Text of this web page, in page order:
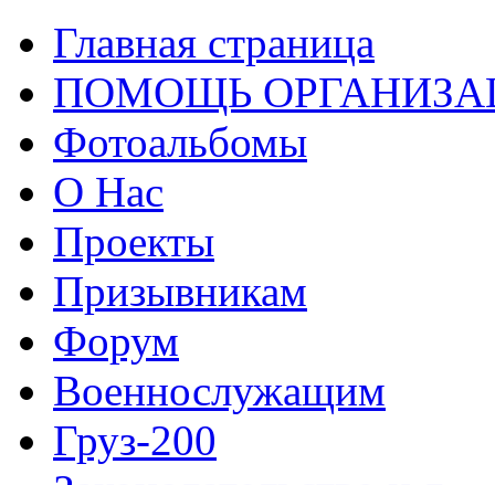
Главная страница
ПОМОЩЬ
Фотоальбомы
О Нас
Проекты
Призывникам
Форум
Военнослужащим
Груз-200